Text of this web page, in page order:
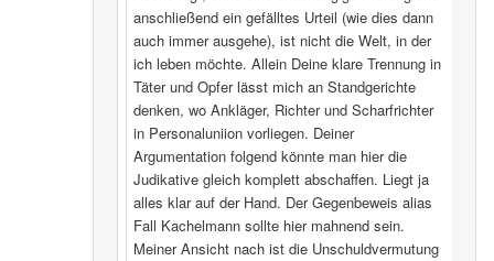
anschließend ein gefälltes Urteil (wie dies dann
auch immer ausgehe), ist nicht die Welt, in der
ich leben möchte. Allein Deine klare Trennung in
Täter und Opfer lässt mich an Standgerichte
denken, wo Ankläger, Richter und Scharfrichter
in Personaluniion vorliegen. Deiner
Argumentation folgend könnte man hier die
Judikative gleich komplett abschaffen. Liegt ja
alles klar auf der Hand. Der Gegenbeweis alias
Fall Kachelmann sollte hier mahnend sein.
Meiner Ansicht nach ist die Unschuldvermutung